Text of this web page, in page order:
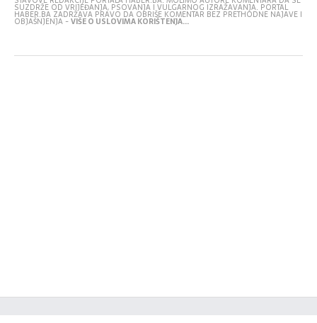
SUZDRŽE OD VRIJEĐANJA, PSOVANJA I VULGARNOG IZRAŽAVANJA. PORTAL
HABER.BA ZADRŽAVA PRAVO DA OBRIŠE KOMENTAR BEZ PRETHODNE NAJAVE I
OBJAŠNJENJA -VIŠE O USLOVIMA KORIŠTENJA...